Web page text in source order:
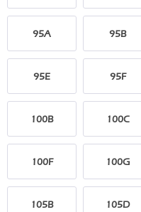
95A 95B
95E 95F
100B 100C
100F 100G
105B 105D